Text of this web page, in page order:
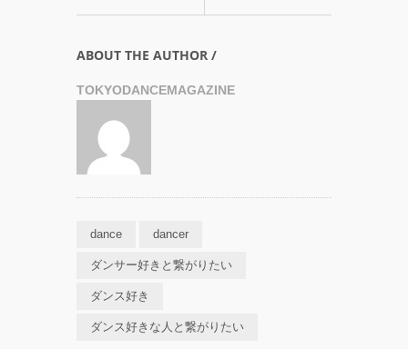
ABOUT THE AUTHOR /
TOKYODANCEMAGAZINE
dance dancer
ダンサー好きと繋がりたい
ダンス好き
ダンス好きな人と繋がりたい